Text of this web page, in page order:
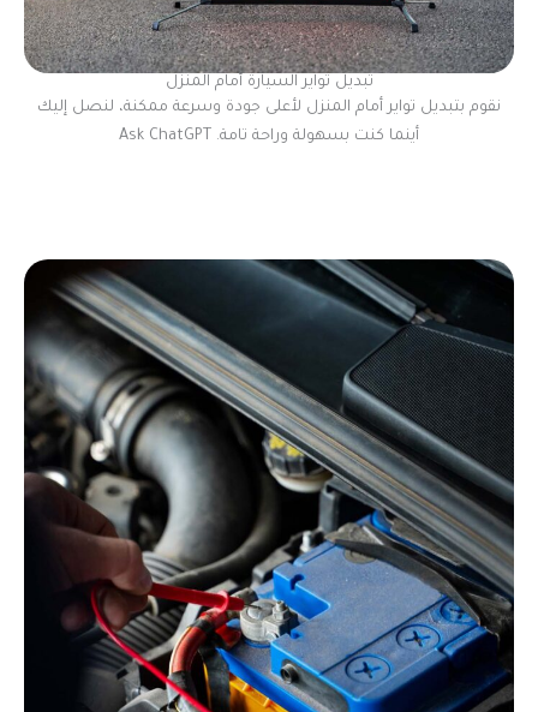
تبديل تواير السيارة أمام المنزل
نقوم بتبديل تواير أمام المنزل لأعلى جودة وسرعة ممكنة، لنصل إليك
أينما كنت بسهولة وراحة تامة. Ask ChatGPT